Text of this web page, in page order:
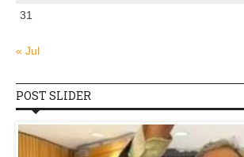
31
« Jul
POST SLIDER